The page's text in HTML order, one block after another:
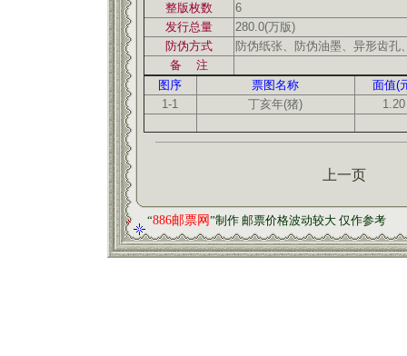
整版枚数
6
发行总量
280.0(万版)
防伪方式
防伪纸张、防伪油墨、异形齿孔
备 注
图序
票图名称
面值(
1-1
丁亥年(猪) 1.20
上一页
“886邮票网 ”制作 邮票价格波动较大 仅作参考